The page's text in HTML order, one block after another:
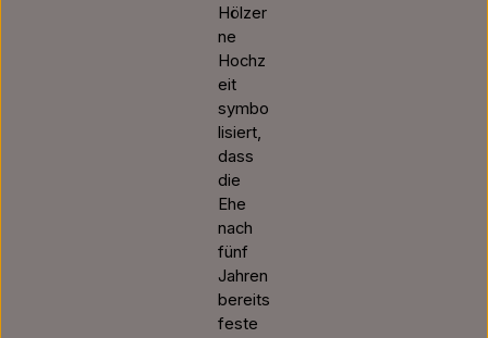
Hölzer
ne
Hochz
eit
symbo
lisiert,
dass
die
Ehe
nach
fünf
Jahren
bereits
feste